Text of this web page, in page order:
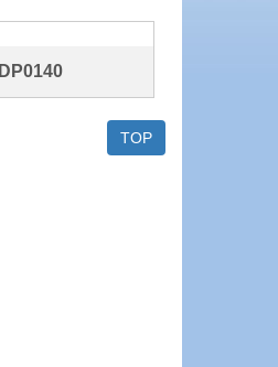
DP0140
TOP